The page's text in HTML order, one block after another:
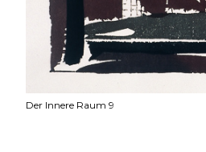
Der Innere Raum 9